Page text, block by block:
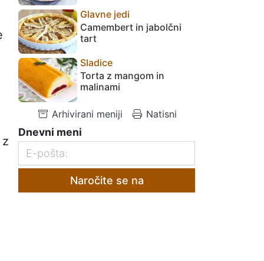
Glavne jedi
Camembert in jabolčni
tart
Sladice
Torta z mangom in
malinami
Arhivirani meniji Natisni
Dnevni meni
Naročite se na